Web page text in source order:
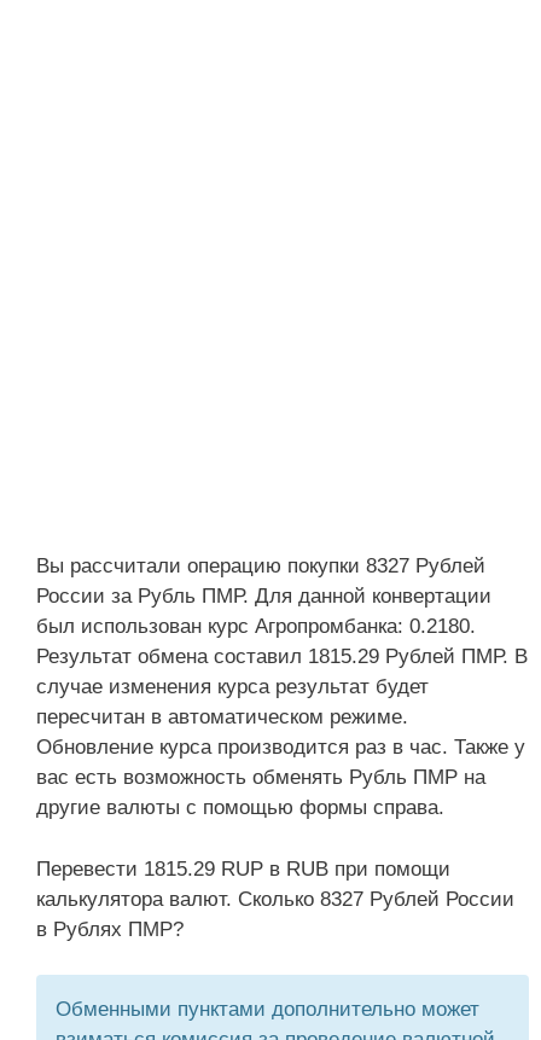
Вы рассчитали операцию покупки 8327 Рублей
России за Рубль ПМР. Для данной конвертации
был использован курс Агропромбанка: 0.2180.
Результат обмена составил 1815.29 Рублей ПМР. В
случае изменения курса результат будет
пересчитан в автоматическом режиме.
Обновление курса производится раз в час. Также у
вас есть возможность обменять Рубль ПМР на
другие валюты с помощью формы справа.
Перевести 1815.29 RUP в RUB при помощи
калькулятора валют. Сколько 8327 Рублей России
в Рублях ПМР?
Обменными пунктами дополнительно может